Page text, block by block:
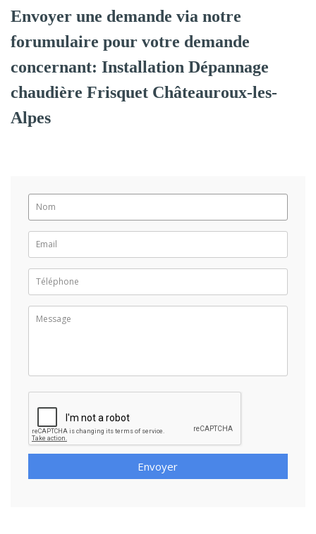
Envoyer une demande via notre
forumulaire pour votre demande
concernant: Installation Dépannage
chaudière Frisquet Châteauroux-les-
Alpes
Envoyer